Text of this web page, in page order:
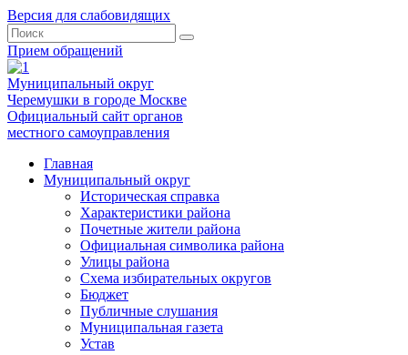
Версия для слабовидящих
Прием обращений
Муниципальный округ
Черемушки в городе Москве
Официальный сайт органов
местного самоуправления
Главная
Муниципальный округ
Историческая справка
Характеристики района
Почетные жители района
Официальная символика района
Улицы района
Схема избирательных округов
Бюджет
Публичные слушания
Муниципальная газета
Устав